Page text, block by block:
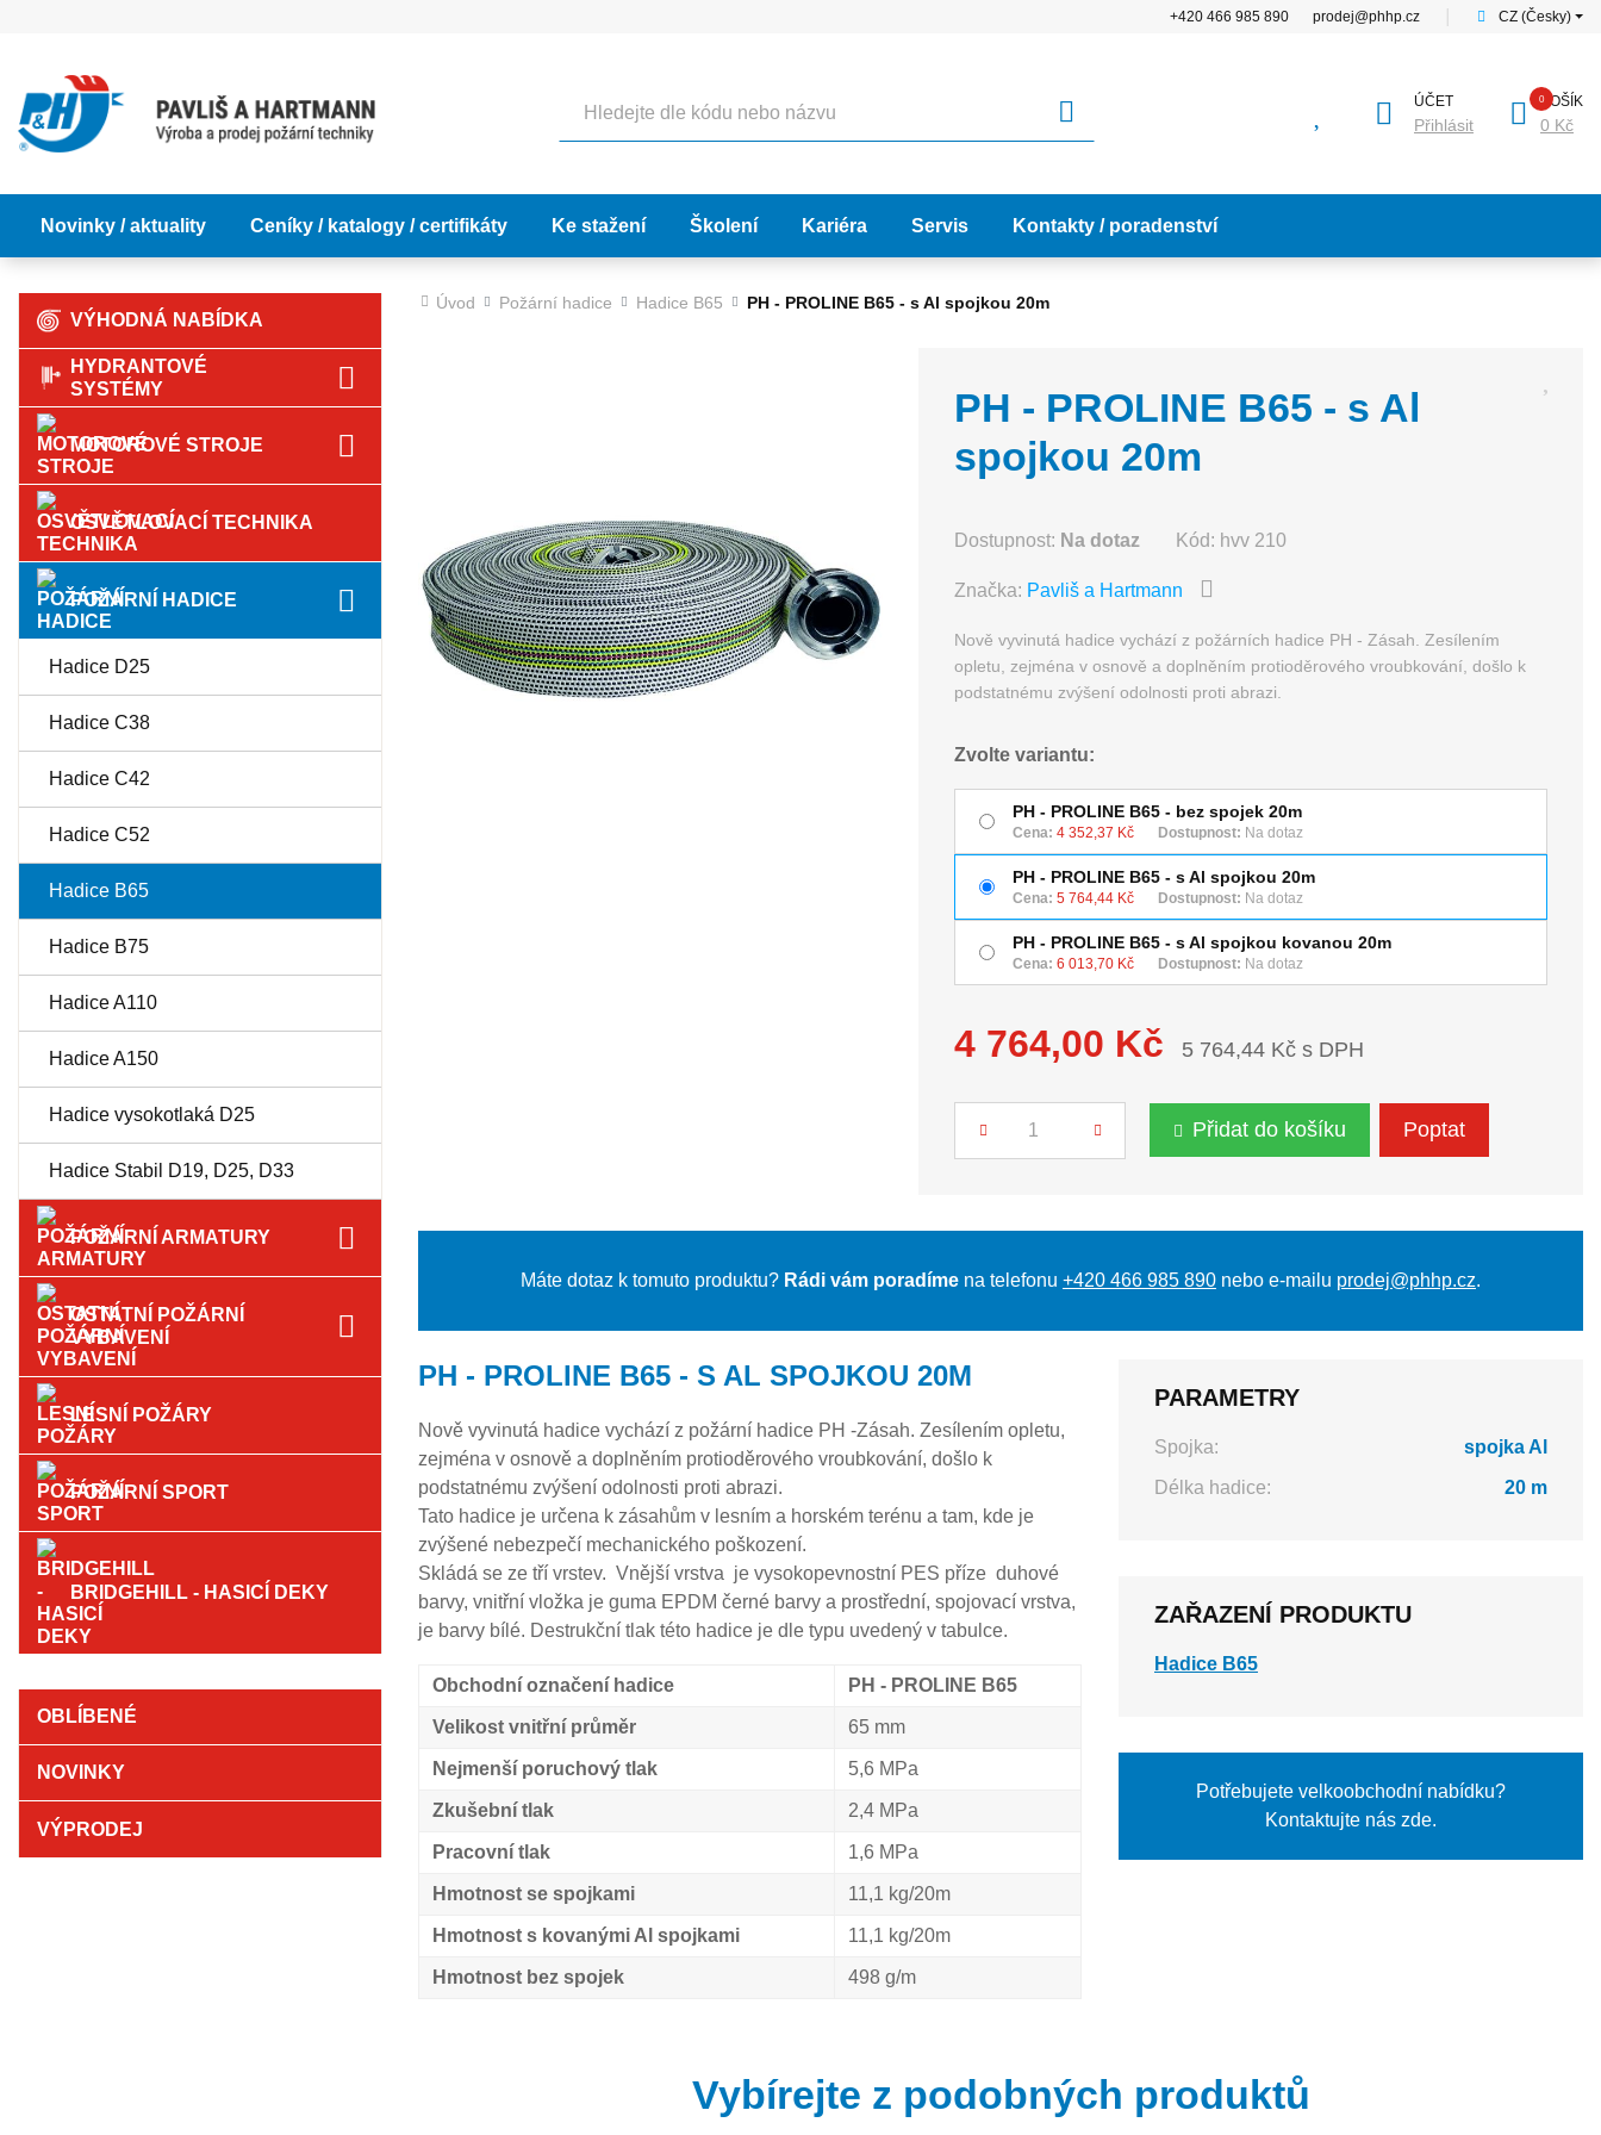
+420 466 985 890 prodej@phhp.cz CZ (Česky)
ÚČET
Přihlásit
KOŠÍK
0 Kč
Novinky / aktuality Ceníky / katalogy / certifikáty Ke stažení Školení Kariéra Servis Kontakty / poradenství
VÝHODNÁ NABÍDKA
HYDRANTOVÉ
SYSTÉMY
MOTOROVÉ STROJE
OSVĚTLOVACÍ TECHNIKA
POŽÁRNÍ HADICE
Hadice D25
Hadice C38
Hadice C42
Hadice C52
Hadice B65
Hadice B75
Hadice A110
Hadice A150
Hadice vysokotlaká D25
Hadice Stabil D19, D25, D33
POŽÁRNÍ ARMATURY
OSTATNÍ POŽÁRNÍ
VYBAVENÍ
LESNÍ POŽÁRY
POŽÁRNÍ SPORT
BRIDGEHILL - HASICÍ DEKY
OBLÍBENÉ
NOVINKY
VÝPRODEJ
Úvod Požární hadice Hadice B65 PH - PROLINE B65 - s Al spojkou 20m
PH - PROLINE B65 - s Al
spojkou 20m
Dostupnost: Na dotaz Kód: hvv 210
Značka: Pavliš a Hartmann
Nově vyvinutá hadice vychází z požárních hadice PH - Zásah. Zesílením
opletu, zejména v osnově a doplněním protioděrového vroubkování, došlo k
podstatnému zvýšení odolnosti proti abrazi.
Zvolte variantu:
PH - PROLINE B65 - bez spojek 20m
Cena: 4 352,37 Kč Dostupnost: Na dotaz
PH - PROLINE B65 - s Al spojkou 20m
Cena: 5 764,44 Kč Dostupnost: Na dotaz
PH - PROLINE B65 - s Al spojkou kovanou 20m
Cena: 6 013,70 Kč Dostupnost: Na dotaz
4 764,00 Kč 5 764,44 Kč s DPH
Počet Přidat do košíku Poptat
Máte dotaz k tomuto produktu? Rádi vám poradíme na telefonu +420 466 985 890 nebo e-mailu prodej@phhp.cz.
PH - PROLINE B65 - S AL SPOJKOU 20M
Nově vyvinutá hadice vychází z požární hadice PH -Zásah. Zesílením opletu,
zejména v osnově a doplněním protioděrového vroubkování, došlo k
podstatnému zvýšení odolnosti proti abrazi.
Tato hadice je určena k zásahům v lesním a horském terénu a tam, kde je
zvýšené nebezpečí mechanického poškození.
Skládá se ze tří vrstev. Vnější vrstva je vysokopevnostní PES příze duhové
barvy, vnitřní vložka je guma EPDM černé barvy a prostřední, spojovací vrstva,
je barvy bílé. Destrukční tlak této hadice je dle typu uvedený v tabulce.
Obchodní označení hadice PH - PROLINE B65
Velikost vnitřní průměr 65 mm
Nejmenší poruchový tlak 5,6 MPa
Zkušební tlak 2,4 MPa
Pracovní tlak 1,6 MPa
Hmotnost se spojkami 11,1 kg/20m
Hmotnost s kovanými Al spojkami 11,1 kg/20m
Hmotnost bez spojek 498 g/m
PARAMETRY
Spojka:
spojka Al
Délka hadice:
20 m
ZAŘAZENÍ PRODUKTU
Hadice B65
Potřebujete velkoobchodní nabídku?
Kontaktujte nás zde.
Vybírejte z podobných produktů